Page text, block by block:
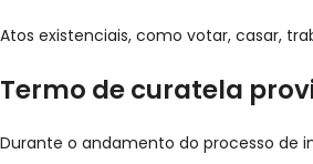
Atos existenciais, como votar, casar,
Termo de curatela
Durante o andamento do processo de